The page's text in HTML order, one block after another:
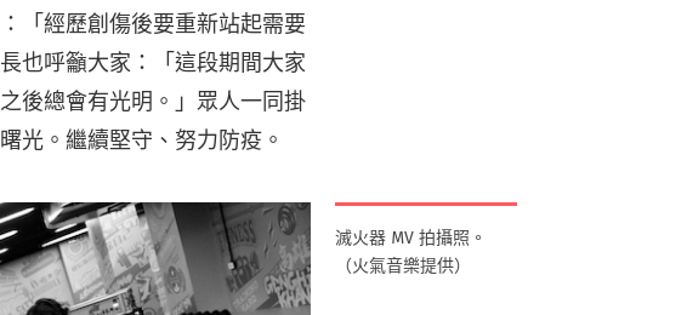
「經歷創傷後要重新站起需要
也呼籲大家：「這段期間大家
後總會有光明。」眾人一同掛
光。繼續堅守、努力防疫。
滅火器 MV 拍攝照。
（火氣音樂提供）